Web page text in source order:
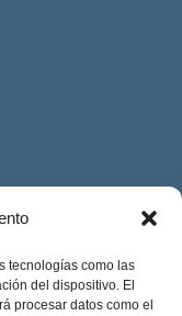
tecnologías como las
del dispositivo. El
procesar datos como el